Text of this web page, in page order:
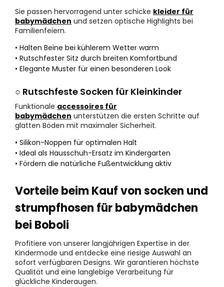
Sie passen hervorragend unter schicke kleider für
babymädchen und setzen optische Highlights bei
Familienfeiern.
• Halten Beine bei kühlerem Wetter warm
• Rutschfester Sitz durch breiten Komfortbund
• Elegante Muster für einen besonderen Look
○ Rutschfeste Socken für Kleinkinder
Funktionale accessoires für
babymädchen unterstützen die ersten Schritte auf
glatten Böden mit maximaler Sicherheit.
• Silikon-Noppen für optimalen Halt
• Ideal als Hausschuh-Ersatz im Kindergarten
• Fördern die natürliche Fußentwicklung aktiv
Vorteile beim Kauf von socken und
strumpfhosen für babymädchen
bei Boboli
Profitiere von unserer langjährigen Expertise in der
Kindermode und entdecke eine riesige Auswahl an
sofort verfügbaren Designs. Wir garantieren höchste
Qualität und eine langlebige Verarbeitung für
glückliche Kinderaugen.